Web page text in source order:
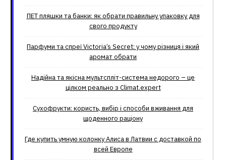
ПЕТ пляшки та банки: як обрати правильну упаковку для
свого продукту
Парфуми та спреї Victoria’s Secret: у чому різниця і який
аромат обрати
Надійна та якісна мультспліт-система недорого – це
цілком реально з Climat.еxpert
Сухофрукти: користь, вибір і способи вживання для
щоденного раціону
Где купить умную колонку Алиса в Латвии с доставкой по
всей Европе